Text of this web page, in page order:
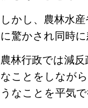
しかし、農林水
に驚かされ同時
農林行政では減
なことをしなが
うなことを平気で